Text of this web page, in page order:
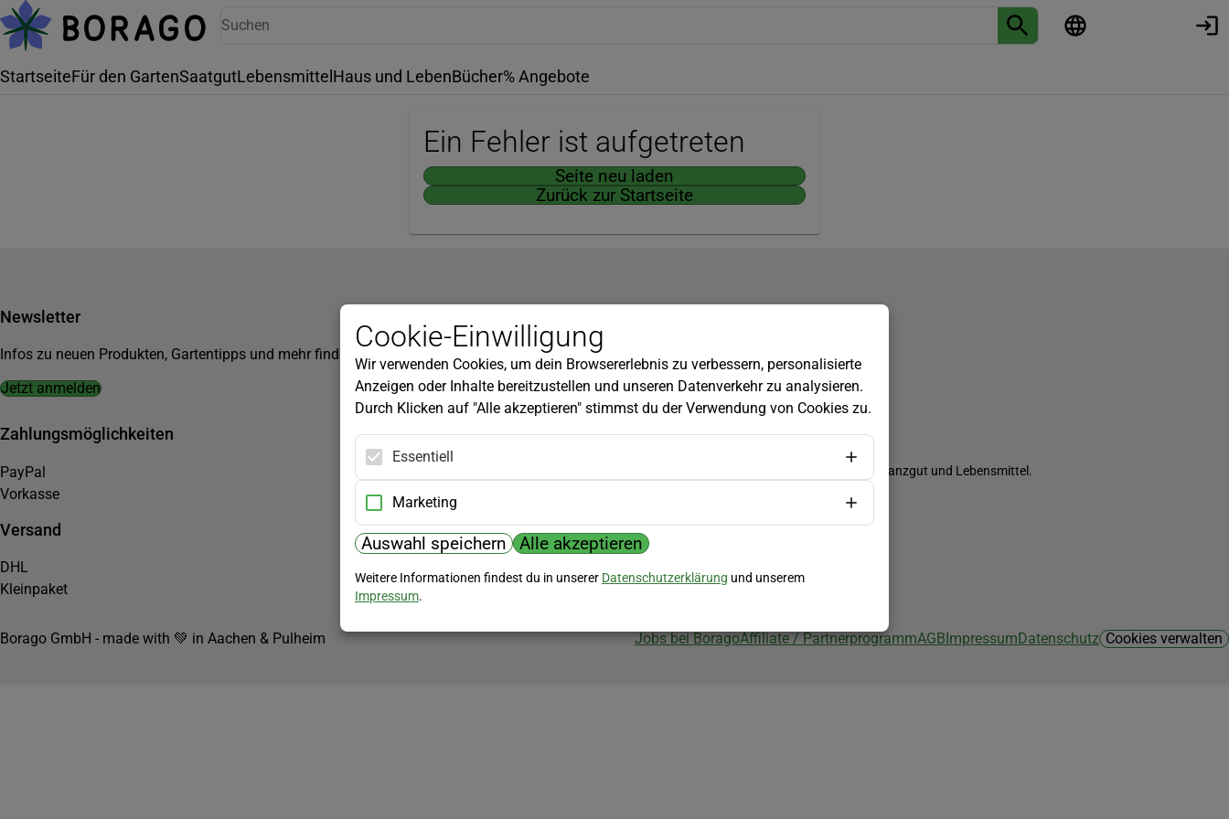
StartseiteFür den GartenSaatgutLebensmittel Haus und LebenBücher% Angebote
Ein Fehler ist aufgetreten
Seite neu laden
Zurück zur Startseite
Newsletter
Infos zu neuen Produkten, Gartentipps und mehr findest du in unserem Newsletter!
Jetzt anmelden
Kundenservice
Widerrufsbelehrung
Versandkosten
Zahlungsmöglichkeiten
PayPal
Vorkasse
Versand
DHL
Kleinpaket
Biozertifizierung
Borago ist biozertifiziert im Bereich Saatgut, Pflanzgut und Lebensmittel.
Borago GmbH - made with 💚 in Aachen & Pulheim Jobs bei BoragoAffiliate / PartnerprogrammAGBImpressumDatenschutz Cookies verwalten
Cookie-Einwilligung
Wir verwenden Cookies, um dein Browsererlebnis zu verbessern, personalisierte
Anzeigen oder Inhalte bereitzustellen und unseren Datenverkehr zu analysieren.
Durch Klicken auf "Alle akzeptieren" stimmst du der Verwendung von Cookies zu.
Essentiell
Marketing
Auswahl speichern Alle akzeptieren
Weitere Informationen findest du in unserer Datenschutzerklärung und unserem
Impressum.